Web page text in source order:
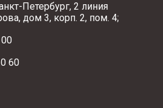
Петербург, 2 линия
дом 3, корп. 2, пом. 4;
60